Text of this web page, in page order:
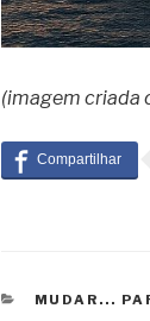
(imagem criada
MUDAR...